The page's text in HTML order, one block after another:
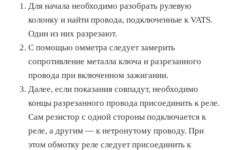
Для начала необходимо разобрать рулевую
колонку и найти провода, подключенные к VATS.
Один из них разрезают.
С помощью омметра следует замерить
сопротивление металла ключа и разрезанного
провода при включенном зажигании.
Далее, если показания совпадут, необходимо
концы разрезанного провода присоединить к реле.
Сам резистор с одной стороны подключается к
реле, а другим — к нетронутому проводу. При
этом обмотку реле следует присоединить к